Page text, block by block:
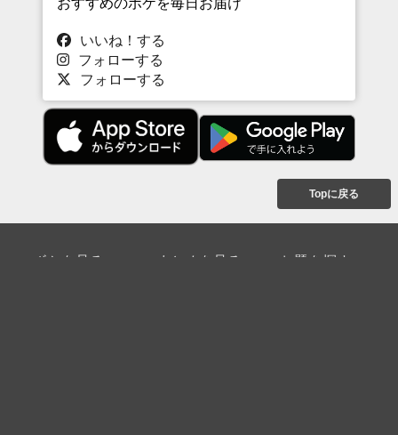
いいね！する
フォローする
フォローする
Topに戻る
ボケを見る まとめを見る お題を探す